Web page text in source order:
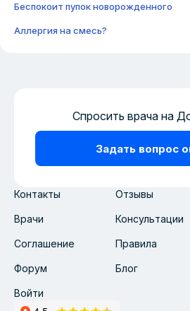
Беспокоит пупок новорожденного
Аллергия на смесь?
Контакты Отзывы
Врачи Консультации
Соглашение Правила
Форум Блог
Войти
Спросить врача на
Задать вопрос